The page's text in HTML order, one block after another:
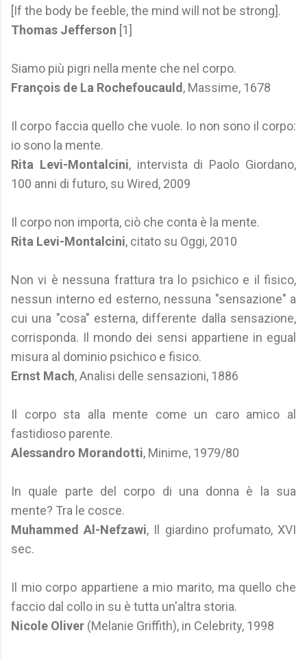
[If the body be feeble, the mind will not be strong].
Thomas Jefferson [1]
Siamo più pigri nella mente che nel corpo.
François de La Rochefoucauld , Massime, 1678
Il corpo faccia quello che vuole. Io non sono il corpo:
io sono la mente.
Rita Levi-Montalcini, intervista di Paolo Giordano,
100 anni di futuro, su Wired, 2009
Il corpo non importa, ciò che conta è la mente.
Rita Levi-Montalcini, citato su Oggi, 2010
Non vi è nessuna frattura tra lo psichico e il fisico,
nessun interno ed esterno, nessuna "sensazione" a
cui una "cosa" esterna, differente dalla sensazione,
corrisponda. Il mondo dei sensi appartiene in egual
misura al dominio psichico e fisico.
Ernst Mach, Analisi delle sensazioni, 1886
Il corpo sta alla mente come un caro amico al
fastidioso parente.
Alessandro Morandotti, Minime, 1979/80
In quale parte del corpo di una donna è la sua
mente? Tra le cosce.
Muhammed Al-Nefzawi, Il giardino profumato, XVI
sec.
Il mio corpo appartiene a mio marito, ma quello che
faccio dal collo in su è tutta un'altra storia.
Nicole Oliver (Melanie Griffith), in Celebrity, 1998